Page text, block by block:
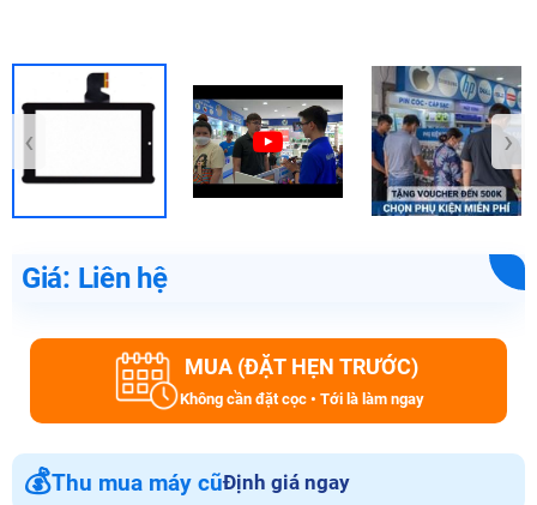
‹ ›
Giá: Liên hệ
MUA (ĐẶT HẸN TRƯỚC)
Không cần đặt cọc • Tới là làm ngay
💰Thu mua máy cũĐịnh giá ngay